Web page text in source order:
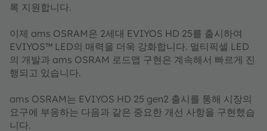
록 지원합니다.
이제 ams OSRAM은 2세대 EVIYOS HD 25를 출시하여
EVIYOS™ LED의 매력을 더욱 강화합니다. 멀티픽셀 LED
의 개발과 ams OSRAM 로드맵 구현은 계속해서 빠르게 진
행되고 있습니다.
ams OSRAM는 EVIYOS HD 25 gen2 출시를 통해 시장의
요구에 부응하는 다음과 같은 중요한 개선 사항을 구현했습
니다.